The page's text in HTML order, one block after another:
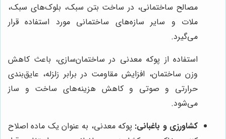
مصالح ساختمانی، در ساخت بتن سبک، بلوک‌های سبک،
ملات و سایر سازه‌های ساختمانی مورد استفاده قرار
می‌گیرد.
استفاده از پوکه معدنی در ساختمان‌سازی، باعث کاهش
وزن ساختمان، افزایش مقاومت در برابر زلزله، عایق‌بندی
حرارتی و صوتی و کاهش هزینه‌های ساخت و ساز
می‌شود.
کشاورزی و باغبانی: پوکه معدنی، به عنوان یک ماده اصلاح